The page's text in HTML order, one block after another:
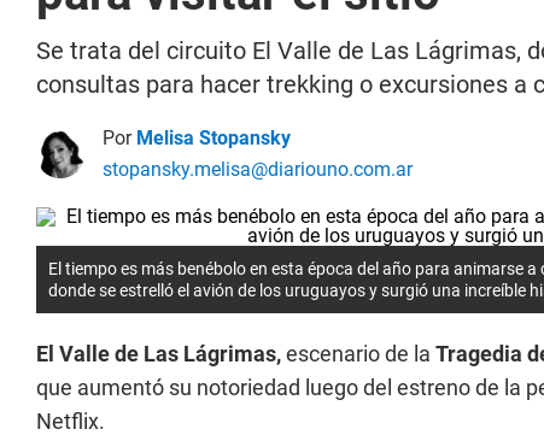
Se trata del circuito El Valle de Las Lágrimas,
consultas para hacer trekking o excursiones a
Por Melisa Stopansky
stopansky.melisa@diariouno.com.ar
El tiempo es más benébolo en esta época del año para animarse
donde se estrelló el avión de los uruguayos y surgió una increíble
El Valle de Las Lágrimas,escenario de la Tragedia
que aumentó su notoriedad luego del estreno de la
Netflix.